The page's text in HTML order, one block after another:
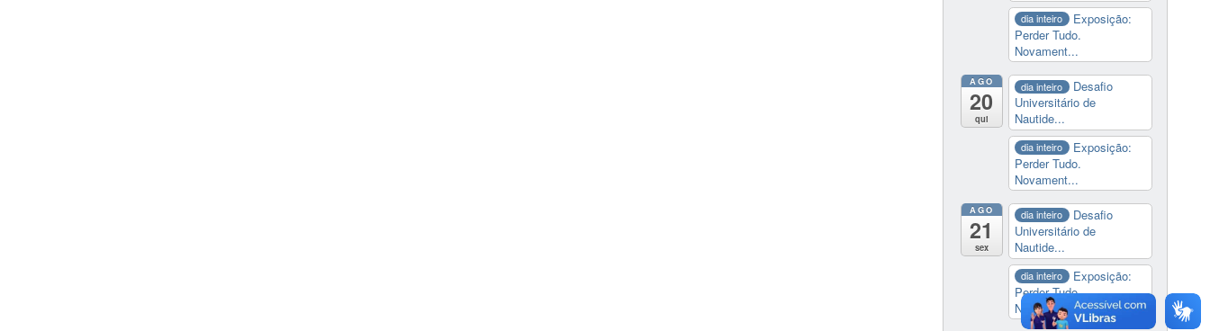
dia inteiro
Exposição:
Perder Tudo.
Novament...
AGO
20
qui
dia inteiro
Desafio
Universitário de
Nautide...
dia inteiro
Exposição:
Perder Tudo.
Novament...
AGO
21
sex
dia inteiro
Desafio
Universitário de
Nautide...
dia inteiro
Exposição:
Perder Tudo.
Novament...